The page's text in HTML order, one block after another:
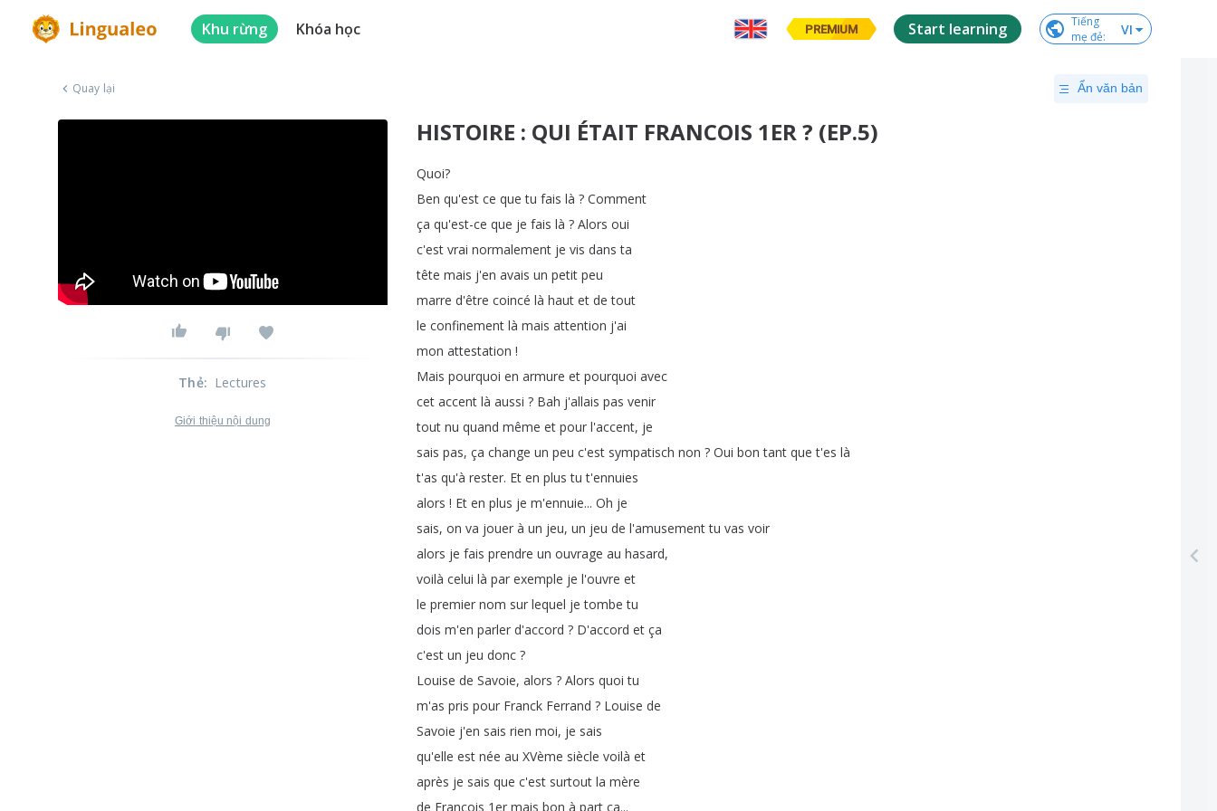
Khu rừng Khóa học PREMIUM Start learning
Tiếng
mẹ đẻ: VI
Quay lại Ẩn văn bản
HISTOIRE : QUI ÉTAIT FRANCOIS 1ER ? (EP.5)
Quoi?
Ben qu'est ce que tu fais là ? Comment
ça qu'est-ce que je fais là ? Alors oui
c'est vrai normalement je vis dans ta
tête mais j'en avais un petit peu
marre d'être coincé là haut et de tout
le confinement là mais attention j'ai
mon attestation !
Mais pourquoi en armure et pourquoi avec
cet accent là aussi ? Bah j'allais pas venir
tout nu quand même et pour l'accent, je
sais pas, ça change un peu c'est sympatisch non ? Oui bon tant que t'es là
t'as qu'à rester. Et en plus tu t'ennuies
alors ! Et en plus je m'ennuie... Oh je
sais, on va jouer à un jeu, un jeu de l'amusement tu vas voir
alors je fais prendre un ouvrage au hasard,
voilà celui là par exemple je l'ouvre et
le premier nom sur lequel je tombe tu
dois m'en parler d'accord ? D'accord et ça
c'est un jeu donc ?
Louise de Savoie, alors ? Alors quoi tu
m'as pris pour Franck Ferrand ? Louise de
Savoie j'en sais rien moi, je sais
qu'elle est née au XVème siècle voilà et
après je sais que c'est surtout la mère
de François 1er mais bon à part ça...
Thẻ: Lectures
Giới thiệu nội dung